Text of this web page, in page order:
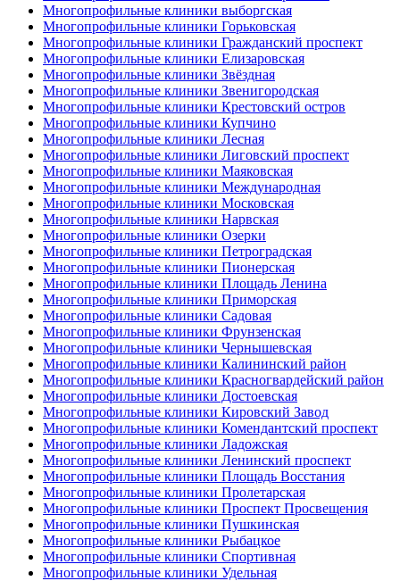
Многопрофильные клиники выборгская
Многопрофильные клиники Горьковская
Многопрофильные клиники Гражданский проспект
Многопрофильные клиники Елизаровская
Многопрофильные клиники Звёздная
Многопрофильные клиники Звенигородская
Многопрофильные клиники Крестовский остров
Многопрофильные клиники Купчино
Многопрофильные клиники Лесная
Многопрофильные клиники Лиговский проспект
Многопрофильные клиники Маяковская
Многопрофильные клиники Международная
Многопрофильные клиники Московская
Многопрофильные клиники Нарвская
Многопрофильные клиники Озерки
Многопрофильные клиники Петроградская
Многопрофильные клиники Пионерская
Многопрофильные клиники Площадь Ленина
Многопрофильные клиники Приморская
Многопрофильные клиники Садовая
Многопрофильные клиники Фрунзенская
Многопрофильные клиники Чернышевская
Многопрофильные клиники Калининский район
Многопрофильные клиники Красногвардейский район
Многопрофильные клиники Достоевская
Многопрофильные клиники Кировский Завод
Многопрофильные клиники Комендантский проспект
Многопрофильные клиники Ладожская
Многопрофильные клиники Ленинский проспект
Многопрофильные клиники Площадь Восстания
Многопрофильные клиники Пролетарская
Многопрофильные клиники Проспект Просвещения
Многопрофильные клиники Пушкинская
Многопрофильные клиники Рыбацкое
Многопрофильные клиники Спортивная
Многопрофильные клиники Удельная